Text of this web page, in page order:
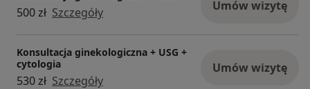
500 zł Szczegóły Umów wizytę
Konsultacja ginekologiczna + USG +
cytologia
530 zł Szczegóły
Umów wizytę